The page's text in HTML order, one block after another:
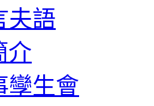
夫語
介
孿生會